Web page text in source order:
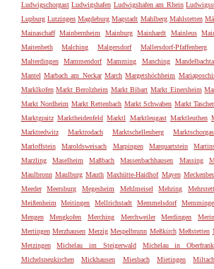
Ludwigschorgast Ludwigshafen Ludwigshafen am Rhein
Lupburg Lutzingen Magdeburg Magstadt Mahlberg Mahlstetten
Mainaschaff Mainbernheim Mainburg Mainhardt Mainleus
Maitenbeth
Malching Malgersdorf Mallersdorf-Pfaffenberg
Malterdingen
Mammendorf Mamming Manching
Mantel Marbach am Neckar March Margetshöchheim
Marklkofen Markt Berolzheim Markt Bibart Markt Einersheim
Markt Nordheim Markt Rettenbach Markt Schwaben Markt
Marktgraitz Marktheidenfeld Marktl Marktleugast Marktleuthen
Marktredwitz
Marktrodach Marktschellenberg
Marloffstein
Maroldsweisach Marpingen Marquartstein
Marzling
Maselheim Maßbach Massenbachhausen Massing
Maulbronn Maulburg Mauth Maxhütte-Haidhof Mayen
Meeder
Meersburg Megesheim Mehlmeisel Mehring
Meißenheim
Meitingen Mellrichstadt Memmelsdorf
Mengen
Mengkofen Merching Merchweiler Merdingen
Mertingen Merzhausen Merzig Mespelbrunn Meßkirch Meßstetten
Metzingen
Michelau im Steigerwald Michelau in
Michelsneukirchen
Mickhausen Miesbach Mietingen Miltach